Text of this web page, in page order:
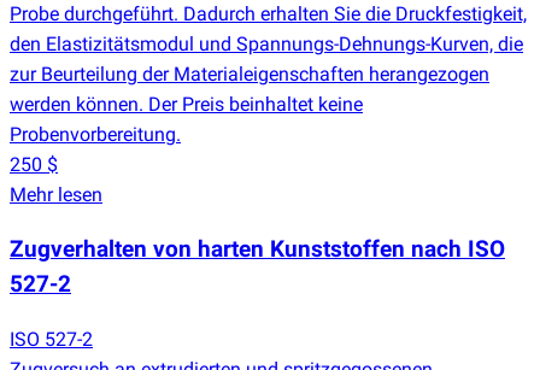
Probe durchgeführt. Dadurch erhalten Sie die Druckfestigkeit,
den Elastizitätsmodul und Spannungs-Dehnungs-Kurven, die
zur Beurteilung der Materialeigenschaften herangezogen
werden können. Der Preis beinhaltet keine
Probenvorbereitung.
250 $
Mehr lesen
Zugverhalten von harten Kunststoffen nach ISO
527-2
ISO 527-2